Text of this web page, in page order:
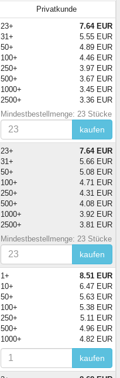
Privatkunde
23+
7.64 EUR
31+
5.55 EUR
50+
4.89 EUR
100+
4.46 EUR
250+
3.97 EUR
500+
3.67 EUR
1000+
3.45 EUR
2500+
3.36 EUR
Mindestbestellmenge: 23 Stücke
kaufen
23+
7.64 EUR
31+
5.66 EUR
50+
5.08 EUR
100+
4.71 EUR
250+
4.31 EUR
500+
4.08 EUR
1000+
3.92 EUR
2500+
3.81 EUR
Mindestbestellmenge: 23 Stücke
kaufen
1+
8.51 EUR
10+
6.47 EUR
50+
5.63 EUR
100+
5.38 EUR
250+
5.11 EUR
500+
4.96 EUR
1000+
4.82 EUR
kaufen